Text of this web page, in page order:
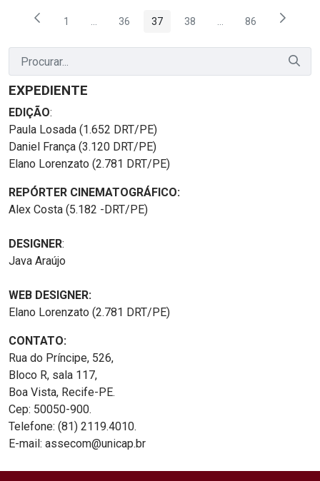
Página
1 Páginas intermediárias Usar ABA para navegar.
Página
36 Página
37 Página
38 PáginasPágina
86
EXPEDIENTE
EDIÇÃO:
Paula Losada (1.652 DRT/PE)
Daniel França (3.120 DRT/PE)
Elano Lorenzato (2.781 DRT/PE)
REPÓRTER CINEMATOGRÁFICO:
Alex Costa (5.182 -DRT/PE)
DESIGNER:
Java Araújo
WEB DESIGNER:
Elano Lorenzato (2.781 DRT/PE)
CONTATO:
Rua do Príncipe, 526,
Bloco R, sala 117,
Boa Vista, Recife-PE.
Cep: 50050-900.
Telefone: (81) 2119.4010.
E-mail: assecom@unicap.br